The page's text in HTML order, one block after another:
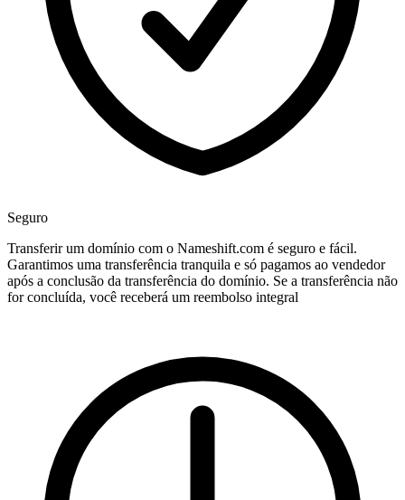
Seguro
Transferir um domínio com o Nameshift.com é seguro e fácil.
Garantimos uma transferência tranquila e só pagamos ao vendedor
após a conclusão da transferência do domínio. Se a transferência não
for concluída, você receberá um reembolso integral